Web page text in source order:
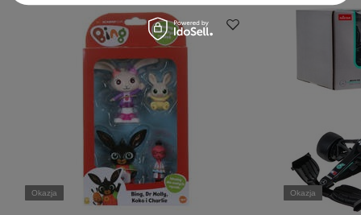
Okazja Okazja